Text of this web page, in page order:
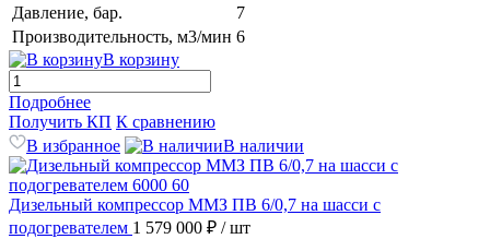
Давление, бар.
7
Производительность, м3/мин 6
В корзину
Подробнее
Получить КП К сравнению
В избранное
В наличии
Дизельный компрессор ММЗ ПВ 6/0,7 на шасси с
подогревателем 1 579 000 ₽ / шт